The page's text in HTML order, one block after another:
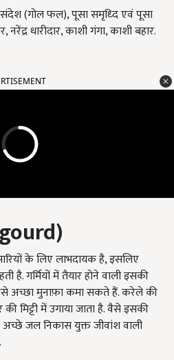
संदेश (गोल फल), पूसा समृध्‍दि‍ एवं पूसा
नरेंद्र धारीदार, काशी गंगा, काशी बहार.
के लिए लाभदायक है, इसलिए
है. गर्मियों में तैयार होने वाली इसकी
अच्छा मुनाफ़ा कमा सकते हैं. करेले की
मिट्टी में उगाया जाता है. वैसे इसकी
जल निकास युक्त जीवांश वाली